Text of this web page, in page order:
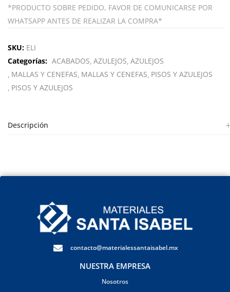
*PRODUCTO SOBRE PEDIDO, FAVOR DE COMUNICARSE POR
WHATSAPP ANTES DE REALIZAR LA COMPRA*
SKU: ELI
Categorías: ACABADOS AZULEJOS AZULEJOS
MALLAS Y CENEFAS MALLAS Y CENEFAS PISOS Y AZULEJOS
PISOS Y AZULEJOS
Descripción
contacto@materialessantaisabel.mx
NUESTRA EMPRESA
Nosotros